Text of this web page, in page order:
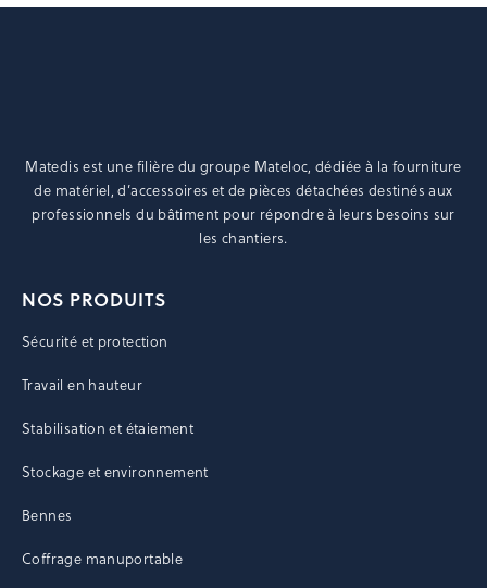
Matedis est une filière du groupe Mateloc, dédiée à la fourniture
de matériel, d’accessoires et de pièces détachées destinés aux
professionnels du bâtiment pour répondre à leurs besoins sur
les chantiers.
NOS PRODUITS
Sécurité et protection
Travail en hauteur
Stabilisation et étaiement
Stockage et environnement
Bennes
Coffrage manuportable